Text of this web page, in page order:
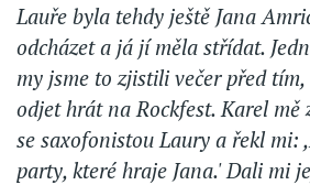
Lauře byla tehdy ještě Jana
odcházet a já jí měla střídat.
my jsme to zjistili večer před
odjet hrát na Rockfest. Karel mě
se saxofonistou Laury a řekl mi:
party, které hraje Jana.' Dali mi